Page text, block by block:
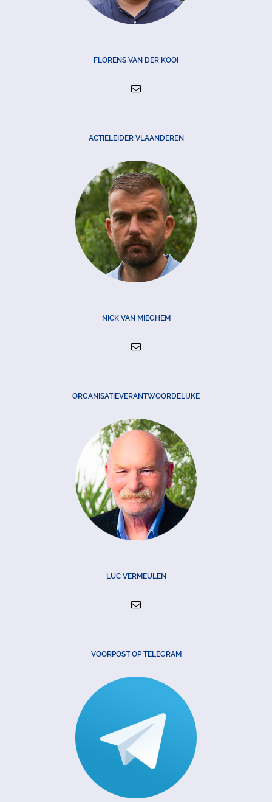
FLORENS VAN DER KOOI
ACTIELEIDER VLAANDEREN
NICK VAN MIEGHEM
ORGANISATIEVERANTWOORDELIJKE
LUC VERMEULEN
VOORPOST OP TELEGRAM